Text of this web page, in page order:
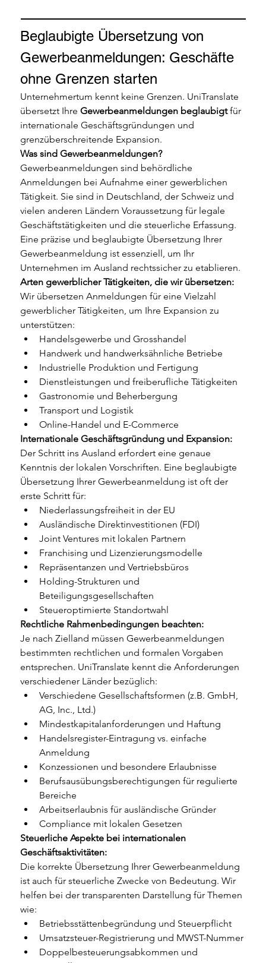
Beglaubigte Übersetzung von
Gewerbeanmeldungen: Geschäfte
ohne Grenzen starten
Unternehmertum kennt keine Grenzen. UniTranslate
übersetzt Ihre Gewerbeanmeldungen beglaubigt für
internationale Geschäftsgründungen und
grenzüberschreitende Expansion.
Was sind Gewerbeanmeldungen?
Gewerbeanmeldungen sind behördliche
Anmeldungen bei Aufnahme einer gewerblichen
Tätigkeit. Sie sind in Deutschland, der Schweiz und
vielen anderen Ländern Voraussetzung für legale
Geschäftstätigkeiten und die steuerliche Erfassung.
Eine präzise und beglaubigte Übersetzung Ihrer
Gewerbeanmeldung ist essenziell, um Ihr
Unternehmen im Ausland rechtssicher zu etablieren.
Arten gewerblicher Tätigkeiten, die wir übersetzen:
Wir übersetzen Anmeldungen für eine Vielzahl
gewerblicher Tätigkeiten, um Ihre Expansion zu
unterstützen:
Handelsgewerbe und Grosshandel
Handwerk und handwerksähnliche Betriebe
Industrielle Produktion und Fertigung
Dienstleistungen und freiberufliche Tätigkeiten
Gastronomie und Beherbergung
Transport und Logistik
Online-Handel und E-Commerce
Internationale Geschäftsgründung und Expansion:
Der Schritt ins Ausland erfordert eine genaue
Kenntnis der lokalen Vorschriften. Eine beglaubigte
Übersetzung Ihrer Gewerbeanmeldung ist oft der
erste Schritt für:
Niederlassungsfreiheit in der EU
Ausländische Direktinvestitionen (FDI)
Joint Ventures mit lokalen Partnern
Franchising und Lizenzierungsmodelle
Repräsentanzen und Vertriebsbüros
Holding-Strukturen und
Beteiligungsgesellschaften
Steueroptimierte Standortwahl
Rechtliche Rahmenbedingungen beachten:
Je nach Zielland müssen Gewerbeanmeldungen
bestimmten rechtlichen und formalen Vorgaben
entsprechen. UniTranslate kennt die Anforderungen
verschiedener Länder bezüglich:
Verschiedene Gesellschaftsformen (z.B. GmbH,
AG, Inc., Ltd.)
Mindestkapitalanforderungen und Haftung
Handelsregister-Eintragung vs. einfache
Anmeldung
Konzessionen und besondere Erlaubnisse
Berufsausübungsberechtigungen für regulierte
Bereiche
Arbeitserlaubnis für ausländische Gründer
Compliance mit lokalen Gesetzen
Steuerliche Aspekte bei internationalen
Geschäftsaktivitäten:
Die korrekte Übersetzung Ihrer Gewerbeanmeldung
ist auch für steuerliche Zwecke von Bedeutung. Wir
helfen bei der transparenten Darstellung für Themen
wie:
Betriebsstättenbegründung und Steuerpflicht
Umsatzsteuer-Registrierung und MWST-Nummer
Doppelbesteuerungsabkommen und